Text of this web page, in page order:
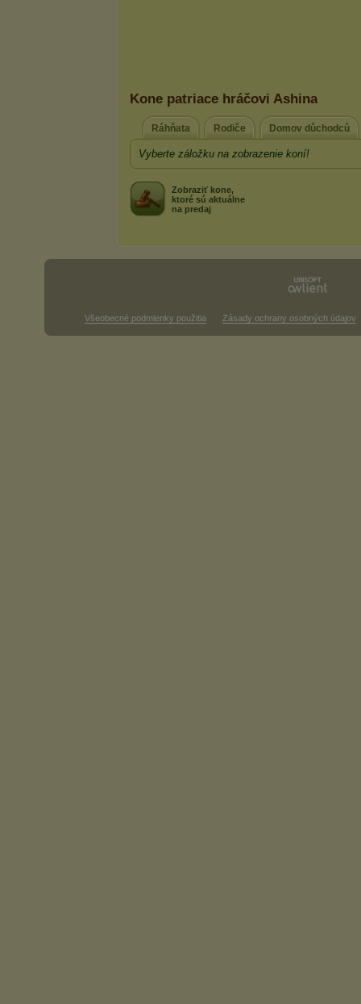
Kone patriace hráčovi Ashina
Ráhňata Rodiče Domov důchodců
Vyberte záložku na zobrazenie koní!
Zobraziť kone,
ktoré sú aktuálne
na predaj
Všeobecné podmienky použitia Zásady ochrany osobných údajov